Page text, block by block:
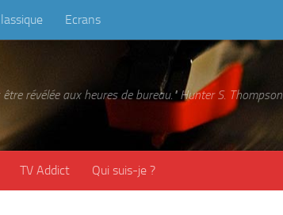
Ecrans
révélée aux heures de bureau." Hunter S. Thompson
TV Addict Qui suis-je ?